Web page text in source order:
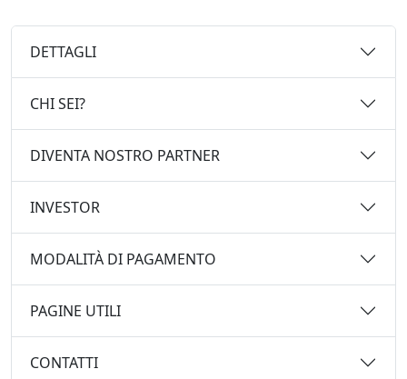
DETTAGLI
CHI SEI?
DIVENTA NOSTRO PARTNER
INVESTOR
MODALITÀ DI PAGAMENTO
PAGINE UTILI
CONTATTI